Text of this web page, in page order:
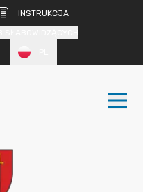
INSTRUKCJA